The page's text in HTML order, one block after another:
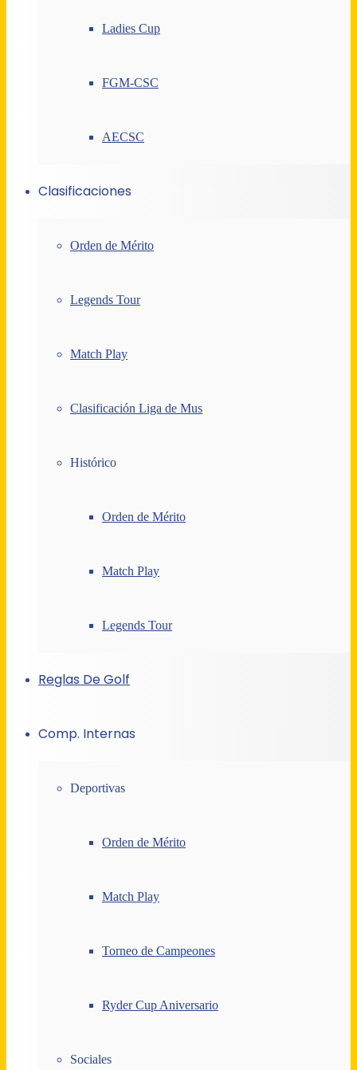
Ladies Cup
FGM-CSC
AECSC
Clasificaciones
Orden de Mérito
Legends Tour
Match Play
Clasificación Liga de Mus
Histórico
Orden de Mérito
Match Play
Legends Tour
Reglas De Golf
Comp. Internas
Deportivas
Orden de Mérito
Match Play
Torneo de Campeones
Ryder Cup Aniversario
Sociales